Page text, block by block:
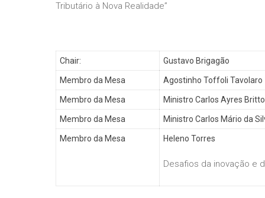
Tributário à Nova Realidade”
Chair: Gustavo Brigagão
Membro da Mesa Agostinho Toffoli Tavolaro
Membro da Mesa Ministro Carlos Ayres Britto
Membro da Mesa Ministro Carlos Mário da
Membro da Mesa Heleno Torres
Desafios da inovação e